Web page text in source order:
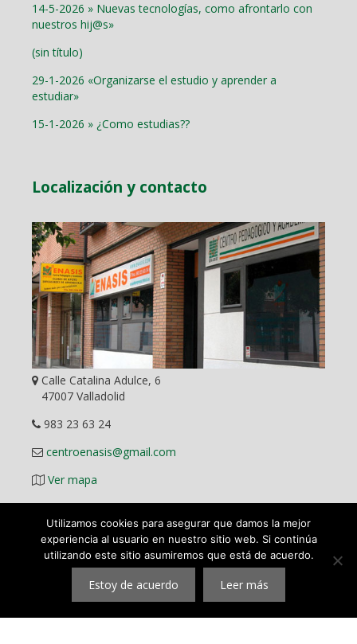
14-5-2026 » Nuevas tecnologías, como afrontarlo con
nuestros hij@s»
(sin título)
29-1-2026 «Organizarse el estudio y aprender a
estudiar»
15-1-2026 » ¿Como estudias??
Localización y contacto
Calle Catalina Adulce, 6
47007 Valladolid
983 23 63 24
centroenasis@gmail.com
Ver mapa
Diseño Web
2026 ENASIS Centro Pedagógico y Académico en Valladolid.
Utilizamos cookies para asegurar que damos la mejor
experiencia al usuario en nuestro sitio web. Si continúa
utilizando este sitio asumiremos que está de acuerdo.
Estoy de acuerdo Leer más